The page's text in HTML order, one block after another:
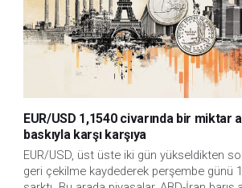
EUR/USD 1,1540 civarında bir miktar
baskıyla karşı karşıya
EUR/USD, üst üste iki gün yükseldikten
geri çekilme kaydederek perşembe günü